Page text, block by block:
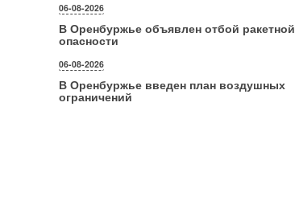
06-08-2026
В Оренбуржье объявлен отбой ракетной
опасности
06-08-2026
В Оренбуржье введен план воздушных
ограничений